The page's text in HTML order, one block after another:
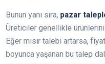
Bunun yanı sıra, pazar
Üreticiler genellikle ürünlerini
Eğer mısır talebi artarsa,
boyunca yaşanan bu talep